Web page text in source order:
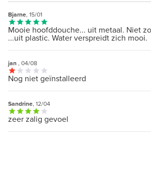
Bjarne, 15/01
Mooie hoofddouche... uit metaal. Niet
...uit plastic. Water verspreidt zich mooi.
jan, 04/08
Nog niet geïnstalleerd
Sandrine, 12/04
zeer zalig gevoel